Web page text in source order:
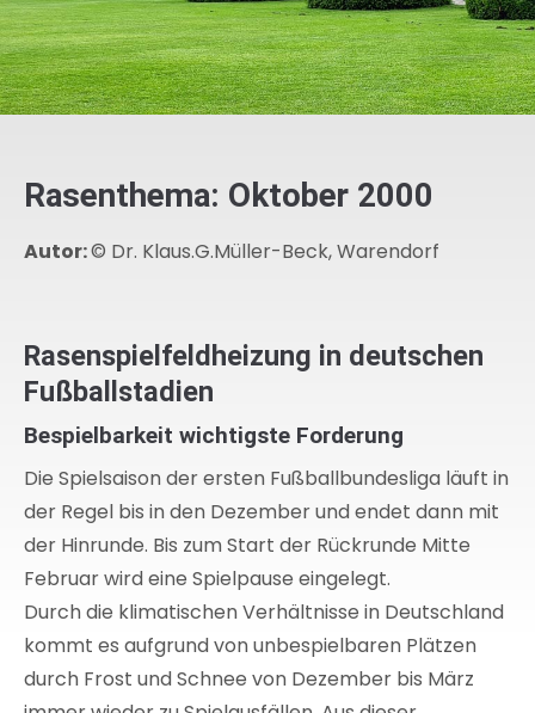
Rasenthema: Oktober 2000
Autor:© Dr. Klaus.G.Müller-Beck, Warendorf
Rasenspielfeldheizung in deutschen
Fußballstadien
Bespielbarkeit wichtigste Forderung
Die Spielsaison der ersten Fußballbundesliga läuft in
der Regel bis in den Dezember und endet dann mit
der Hinrunde. Bis zum Start der Rückrunde Mitte
Februar wird eine Spielpause eingelegt.
Durch die klimatischen Verhältnisse in Deutschland
kommt es aufgrund von unbespielbaren Plätzen
durch Frost und Schnee von Dezember bis März